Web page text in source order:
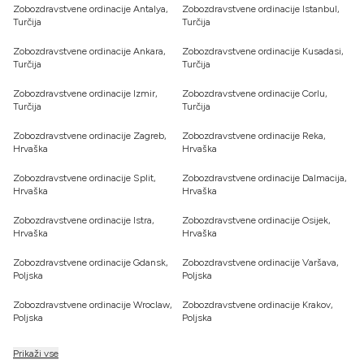
Zobozdravstvene ordinacije Antalya,
Turčija
Zobozdravstvene ordinacije Istanbul,
Turčija
Zobozdravstvene ordinacije Ankara,
Turčija
Zobozdravstvene ordinacije Kusadasi,
Turčija
Zobozdravstvene ordinacije Izmir,
Turčija
Zobozdravstvene ordinacije Corlu,
Turčija
Zobozdravstvene ordinacije Zagreb,
Hrvaška
Zobozdravstvene ordinacije Reka,
Hrvaška
Zobozdravstvene ordinacije Split,
Hrvaška
Zobozdravstvene ordinacije Dalmacija,
Hrvaška
Zobozdravstvene ordinacije Istra,
Hrvaška
Zobozdravstvene ordinacije Osijek,
Hrvaška
Zobozdravstvene ordinacije Gdansk,
Poljska
Zobozdravstvene ordinacije Varšava,
Poljska
Zobozdravstvene ordinacije Wroclaw,
Poljska
Zobozdravstvene ordinacije Krakov,
Poljska
Prikaži vse